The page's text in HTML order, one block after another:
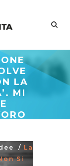
LA
MI
/ La
Si